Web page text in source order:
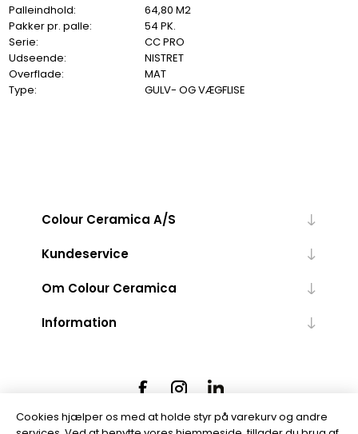
Palleindhold:
64,80 M2
Pakker pr. palle:
54 PK.
Serie:
CC PRO
Udseende:
NISTRET
Overflade:
MAT
Type:
GULV- OG VÆGFLISE
Colour Ceramica A/S
Kundeservice
Om Colour Ceramica
Information
Cookies hjælper os med at holde styr på varekurv og andre